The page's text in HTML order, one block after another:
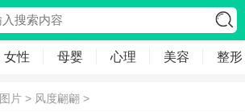
女性 母婴 心理 美容 整形
图片 > 风度翩翩 >